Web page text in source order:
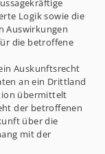
Logik sowie die
Auswirkungen
die betroffene
Auskunftsrecht
an ein Drittland
übermittelt
der betroffenen
über die
mit der